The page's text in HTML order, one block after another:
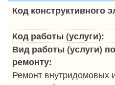
Код конструктивного
Код работы (услуги):
Вид работы (услуги)
ремонту:
Ремонт внутридомовых